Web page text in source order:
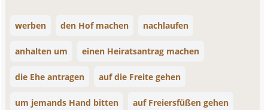
werben den Hof machen nachlaufen
anhalten um einen Heiratsantrag machen
die Ehe antragen auf die Freite gehen
um jemands Hand bitten auf Freiersfüßen gehen